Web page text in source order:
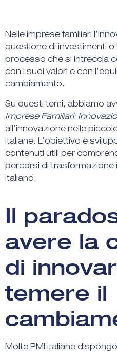
Nelle imprese familiari
questione di investimenti o
processo che si intreccia
con i suoi valori e con
cambiamento.
Su questi temi, abbiamo
Imprese Familiari:
all’innovazione nelle
italiane. L’obiettivo è
contenuti utili per
percorsi di trasformazione
italiano.
Il
avere la
di
temere il
Molte PMI italiane